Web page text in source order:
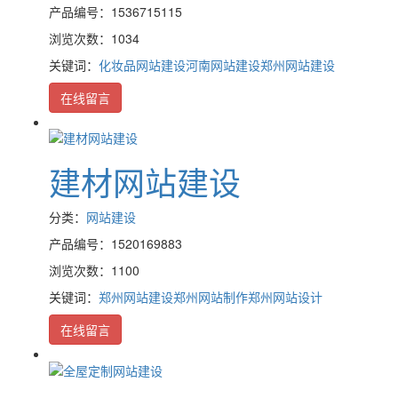
产品编号：1536715115
浏览次数：1034
关键词： 化妆品网站建设河南网站建设郑州网站建设
在线留言
建材网站建设
分类： 网站建设
产品编号：1520169883
浏览次数：1100
关键词： 郑州网站建设郑州网站制作郑州网站设计
在线留言